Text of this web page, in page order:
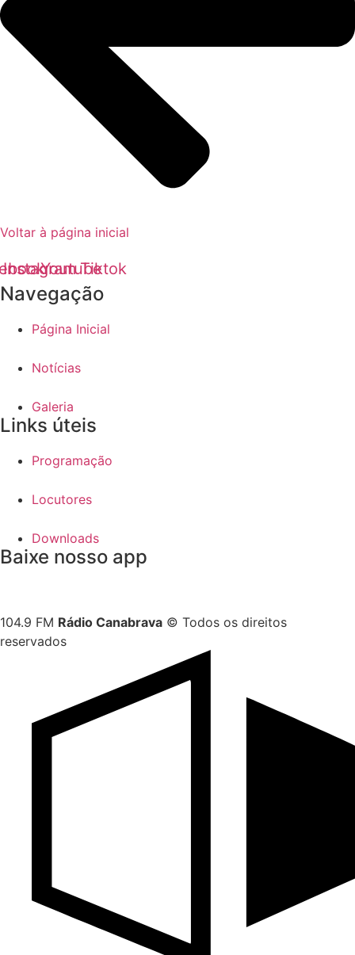
Voltar à página inicial
Instagram
YoutubeTiktok
Navegação
Página Inicial
Notícias
Galeria
Links úteis
Programação
Locutores
Downloads
Baixe nosso app
104.9 FM Rádio Canabrava © Todos os direitos
reservados